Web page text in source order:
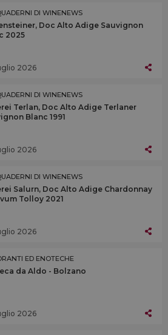
DI WINENEWS
Doc Alto Adige Sauvignon
2025
2026
DI WINENEWS
Terlan, Doc Alto Adige Terlaner
Blanc 1991
2026
DI WINENEWS
Salurn, Doc Alto Adige Chardonnay
Tolloy 2021
2026
ED ENOTECHE
da Aldo - Bolzano
2026